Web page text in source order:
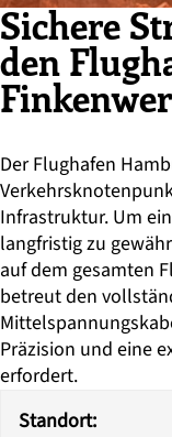
Sichere
den
Der Flughafen
Infrastruktur. Um
langfristig zu
auf dem gesamten
betreut den
Präzision und eine
erfordert.
Standort: